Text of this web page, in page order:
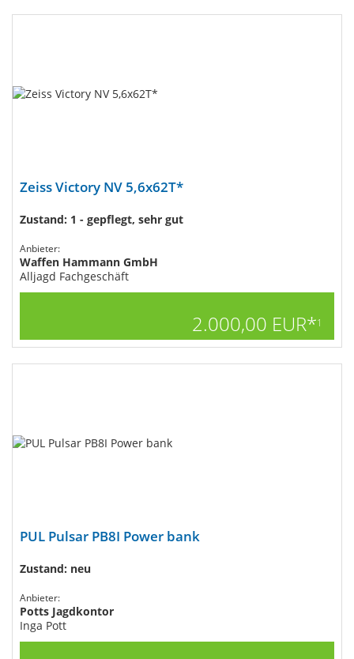
Zeiss Victory NV 5,6x62T*
Zustand: 1 - gepflegt, sehr gut
Anbieter:
Waffen Hammann GmbH
Alljagd Fachgeschäft
2.000,00 EUR*1
PUL Pulsar PB8I Power bank
Zustand: neu
Anbieter:
Potts Jagdkontor
Inga Pott